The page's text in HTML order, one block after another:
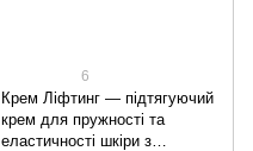
6
Крем Ліфтинг — підтягуючий
крем для пружності та
еластичності шкіри з